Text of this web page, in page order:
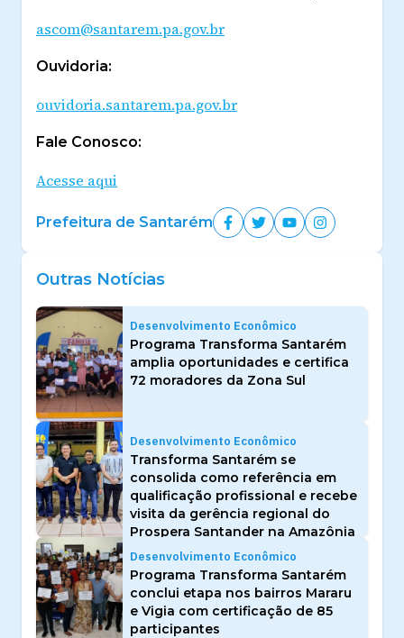
ascom@santarem.pa.gov.br
Ouvidoria:
ouvidoria.santarem.pa.gov.br
Fale Conosco:
Acesse aqui
Prefeitura de Santarém
Outras Notícias
Desenvolvimento Econômico
Programa Transforma Santarém
amplia oportunidades e certifica
72 moradores da Zona Sul
Desenvolvimento Econômico
Transforma Santarém se
consolida como referência em
qualificação profissional e recebe
visita da gerência regional do
Prospera Santander na Amazônia
Desenvolvimento Econômico
Programa Transforma Santarém
conclui etapa nos bairros Mararu
e Vigia com certificação de 85
participantes